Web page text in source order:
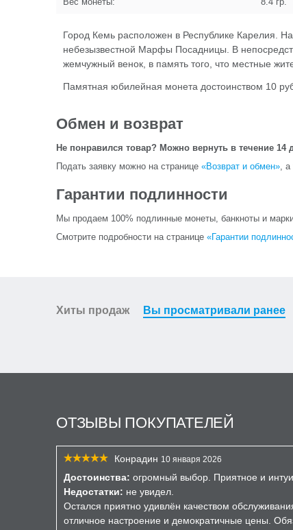
Город Кемь расположен в Республике Карелия.
небезызвестной Марфы Посадницы. В
жемчужный венок, в память того, что местные
Памятная юбилейная монета достоинством 10
Обмен и возврат
Не понравился товар? Можно вернуть в течение 14
Подать заявку можно на странице «Возврат и обмен», а
Гарантии подлинности
Мы продаем 100% подлинные монеты, банкноты и
Смотрите подробности на странице «Гарантии
Хиты продаж Вы просматривали ранее
ОТЗЫВЫ ПОКУПАТЕЛЕЙ
Конрадин 10 января 2026
Достоинства: огромный выбор. Приятное и
Недостатки: не увидел.
Остался приятно удивлён качеством
отличное настроение и демократичные цены.